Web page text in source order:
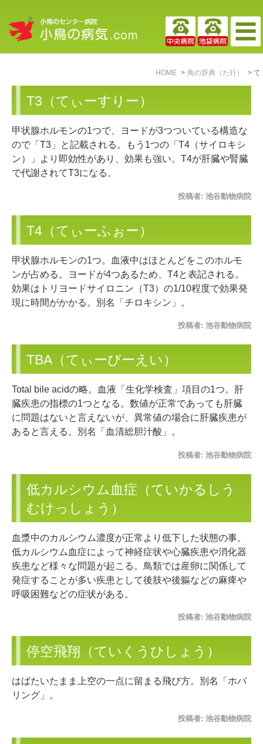
HOME 鳥の辞典（た行） て
T3（てぃーすりー）
甲状腺ホルモンの1つで、ヨードが3つついている構造な
ので「T3」と記載される。もう1つの「T4（サイロキシ
ン）」より即効性があり、効果も強い。T4が肝臓や腎臓
で代謝されてT3になる。
投稿者: 池谷動物病院
T4（てぃーふぉー）
甲状腺ホルモンの1つ。血液中はほとんどをこのホルモ
ンが占める。ヨードが4つあるため、T4と表記される。
効果はトリヨードサイロニン（T3）の1/10程度で効果発
現に時間がかかる。別名「チロキシン」。
投稿者: 池谷動物病院
TBA（てぃーびーえい）
Total bile acidの略。血液「生化学検査」項目の1つ。肝
臓疾患の指標の1つとなる。数値が正常であっても肝臓
に問題はないと言えないが、異常値の場合に肝臓疾患が
あると言える。別名「血清総胆汁酸」。
投稿者: 池谷動物病院
低カルシウム血症（ていかるしう
むけっしょう）
血漿中のカルシウム濃度が正常より低下した状態の事。
低カルシウム血症によって神経症状や心臓疾患や消化器
疾患など様々な問題が起こる。鳥類では産卵に関係して
発症することが多い疾患として後肢や後軀などの麻痺や
呼吸困難などの症状がある。
投稿者: 池谷動物病院
停空飛翔（ていくうひしょう）
はばたいたまま上空の一点に留まる飛び方。別名「ホバ
リング」。
投稿者: 池谷動物病院